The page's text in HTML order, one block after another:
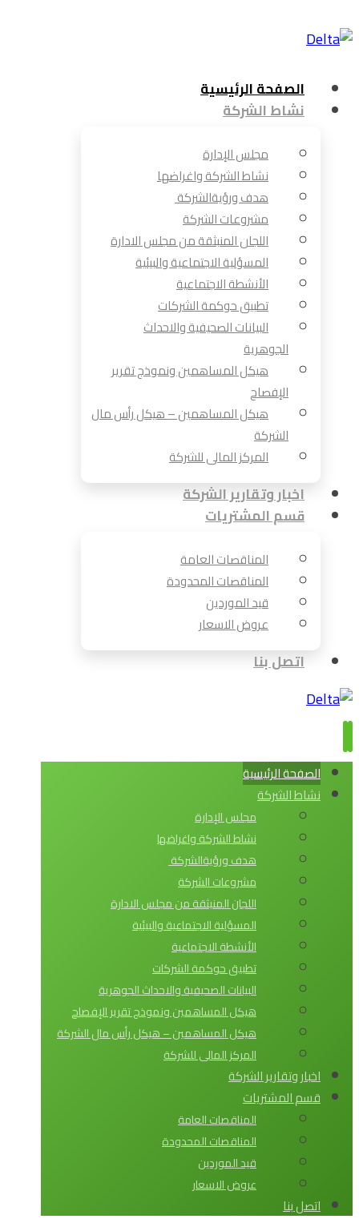
الصفحة الرئيسية
نشاط الشركة
مجلس الإدارة
نشاط الشركة واغراضها
هدف ورؤيةالشركة
مشروعات الشركة
اللجان المنبثقة من مجلس الادارة
المسؤلية الاجتماعية والبيئية
الأنشطة الاجتماعية
تطبيق حوكمة الشركات
البيانات الصحيفية والاحداث
الجوهرية
هيكل المساهمين ونموذج تقرير
الإفصاح
هيكل المساهمين – هيكل رأس مال
الشركة
المركز المالى للشركة
اخبار وتقارير الشركة
قسم المشتريات
المناقصات العامة
المناقصات المحدودة
قيد الموردين
عروض الاسعار
اتصل بنا
الصفحة الرئيسية
نشاط الشركة
مجلس الإدارة
نشاط الشركة واغراضها
هدف ورؤيةالشركة
مشروعات الشركة
اللجان المنبثقة من مجلس الادارة
المسؤلية الاجتماعية والبيئية
الأنشطة الاجتماعية
تطبيق حوكمة الشركات
البيانات الصحيفية والاحداث الجوهرية
هيكل المساهمين ونموذج تقرير الإفصاح
هيكل المساهمين – هيكل رأس مال الشركة
المركز المالى للشركة
اخبار وتقارير الشركة
قسم المشتريات
المناقصات العامة
المناقصات المحدودة
قيد الموردين
عروض الاسعار
اتصل بنا